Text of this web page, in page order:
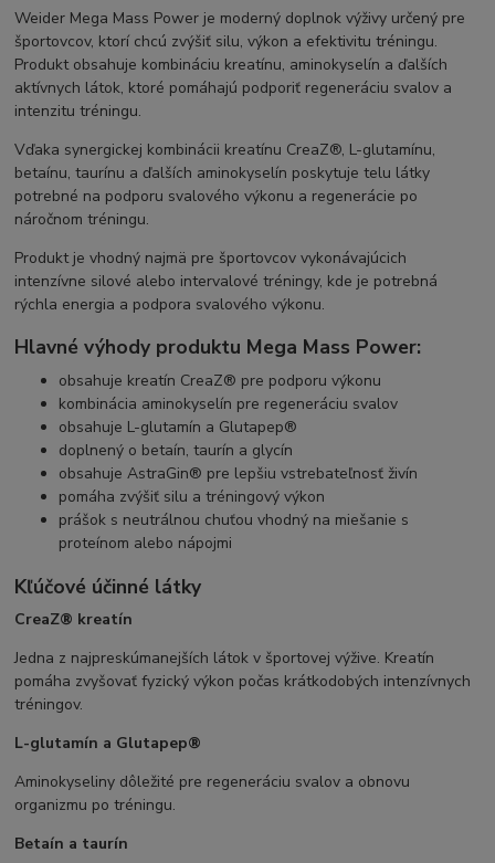
Weider Mega Mass Power je moderný doplnok výživy určený pre
športovcov, ktorí chcú zvýšiť silu, výkon a efektivitu tréningu.
Produkt obsahuje kombináciu kreatínu, aminokyselín a ďalších
aktívnych látok, ktoré pomáhajú podporiť regeneráciu svalov a
intenzitu tréningu.
Vďaka synergickej kombinácii kreatínu CreaZ®, L-glutamínu,
betaínu, taurínu a ďalších aminokyselín poskytuje telu látky
potrebné na podporu svalového výkonu a regenerácie po
náročnom tréningu.
Produkt je vhodný najmä pre športovcov vykonávajúcich
intenzívne silové alebo intervalové tréningy, kde je potrebná
rýchla energia a podpora svalového výkonu.
Hlavné výhody produktu Mega Mass Power:
obsahuje kreatín CreaZ® pre podporu výkonu
kombinácia aminokyselín pre regeneráciu svalov
obsahuje L-glutamín a Glutapep®
doplnený o betaín, taurín a glycín
obsahuje AstraGin® pre lepšiu vstrebateľnosť živín
pomáha zvýšiť silu a tréningový výkon
prášok s neutrálnou chuťou vhodný na miešanie s
proteínom alebo nápojmi
Kľúčové účinné látky
CreaZ® kreatín
Jedna z najpreskúmanejších látok v športovej výžive. Kreatín
pomáha zvyšovať fyzický výkon počas krátkodobých intenzívnych
tréningov.
L-glutamín a Glutapep®
Aminokyseliny dôležité pre regeneráciu svalov a obnovu
organizmu po tréningu.
Betaín a taurín